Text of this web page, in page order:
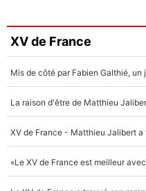
XV de France